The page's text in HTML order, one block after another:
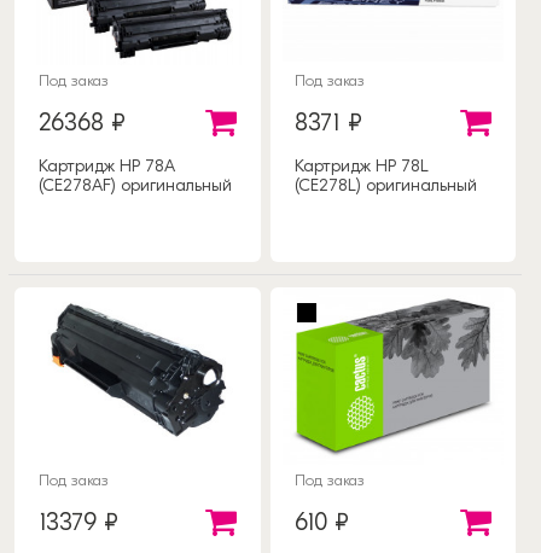
Под заказ
26368 ₽
Картридж HP 78A
(CE278AF) оригинальный
Под заказ
8371 ₽
Картридж HP 78L
(CE278L) оригинальный
Под заказ
13379 ₽
Под заказ
610 ₽